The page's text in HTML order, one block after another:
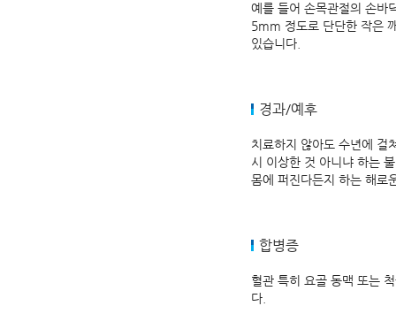
예를 들어 손목관절의 손바
5mm 정도로 단단한 작은
있습니다.
경과/예후
치료하지 않아도 수년에 걸
시 이상한 것 아니냐 하는
몸에 퍼진다든지 하는 해로
합병증
혈관 특히 요골 동맥 또는
다.